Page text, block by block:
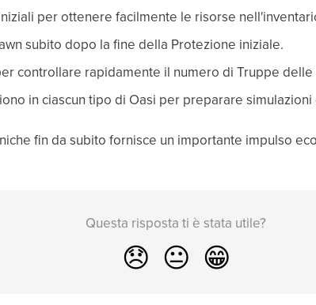
per ottenere facilmente le risorse
subito dopo la fine della Protezione iniziale.
controllare rapidamente il numero di Truppe delle
in ciascun tipo di Oasi per preparare
fin da subito fornisce un importante impulso
Questa risposta ti è stata utile?
😞 😐 😁